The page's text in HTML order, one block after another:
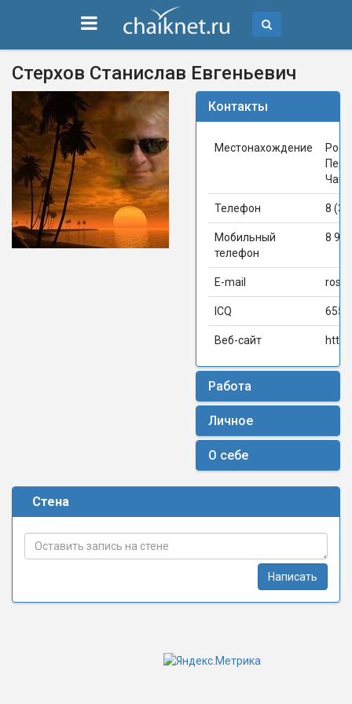
Стерхов Станислав Евгеньевич
Контакты
Местонахождение
Телефон 8
Мобильный
телефон
8
E-mail
ICQ
Веб-сайт
Работа
Личное
О себе
Стена
Написать